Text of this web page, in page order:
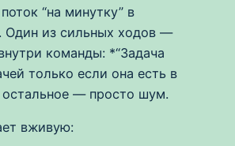
“на минутку” в
Один из сильных ходов —
команды: *“Задача
только если она есть в
остальное — просто шум.
вживую: